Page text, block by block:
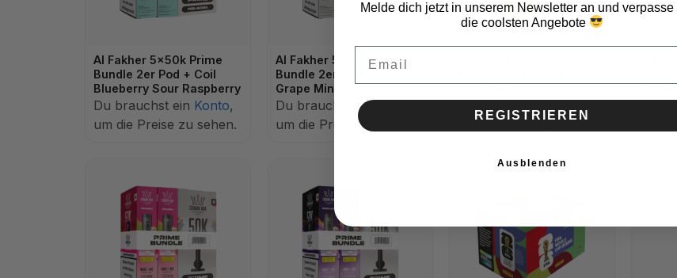
Al Fakher 5x50k Prime
Bundle 2er Pod + Coil
Blueberry Sour Raspberry
Du brauchst ein Konto,
um die Preise zu sehen.
Al Fakher 5x50k Prime
Bundle 2er Pod + Coil
Grape Mint
Du brauchst ein
um die Preise zu sehen.
Cool Mango
um die Preise zu sehen.
Al
Du
um
Melde dich jetzt in unserem Newsletter an und verpasse
die coolsten Angebote
REGISTRIEREN
Ausblenden